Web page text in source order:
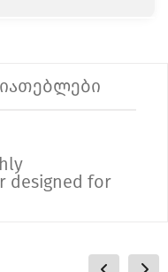
designed for